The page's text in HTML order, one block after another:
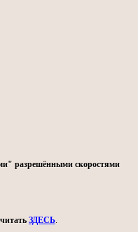
разрешёнными скоростями
ЗДЕСЬ.